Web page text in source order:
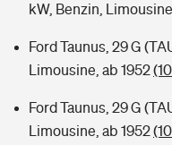
kW, Benzin,
Ford Taunus, 29 G
Limousine, ab 1952
Ford Taunus, 29 G
Limousine, ab 1952